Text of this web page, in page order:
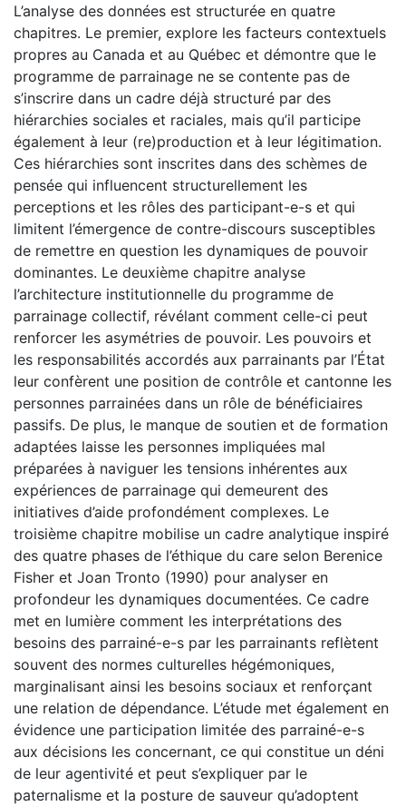
L’analyse des données est structurée en quatre
chapitres. Le premier, explore les facteurs contextuels
propres au Canada et au Québec et démontre que le
programme de parrainage ne se contente pas de
s’inscrire dans un cadre déjà structuré par des
hiérarchies sociales et raciales, mais qu’il participe
également à leur (re)production et à leur légitimation.
Ces hiérarchies sont inscrites dans des schèmes de
pensée qui influencent structurellement les
perceptions et les rôles des participant-e-s et qui
limitent l’émergence de contre-discours susceptibles
de remettre en question les dynamiques de pouvoir
dominantes. Le deuxième chapitre analyse
l’architecture institutionnelle du programme de
parrainage collectif, révélant comment celle-ci peut
renforcer les asymétries de pouvoir. Les pouvoirs et
les responsabilités accordés aux parrainants par l’État
leur confèrent une position de contrôle et cantonne les
personnes parrainées dans un rôle de bénéficiaires
passifs. De plus, le manque de soutien et de formation
adaptées laisse les personnes impliquées mal
préparées à naviguer les tensions inhérentes aux
expériences de parrainage qui demeurent des
initiatives d’aide profondément complexes. Le
troisième chapitre mobilise un cadre analytique inspiré
des quatre phases de l’éthique du care selon Berenice
Fisher et Joan Tronto (1990) pour analyser en
profondeur les dynamiques documentées. Ce cadre
met en lumière comment les interprétations des
besoins des parrainé-e-s par les parrainants reflètent
souvent des normes culturelles hégémoniques,
marginalisant ainsi les besoins sociaux et renforçant
une relation de dépendance. L’étude met également en
évidence une participation limitée des parrainé-e-s
aux décisions les concernant, ce qui constitue un déni
de leur agentivité et peut s’expliquer par le
paternalisme et la posture de sauveur qu’adoptent